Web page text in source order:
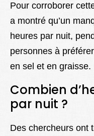
Pour corroborer
a montré qu’un
heures par nuit,
personnes à
en sel et en graisse.
Combien
par nuit ?
Des chercheurs ont